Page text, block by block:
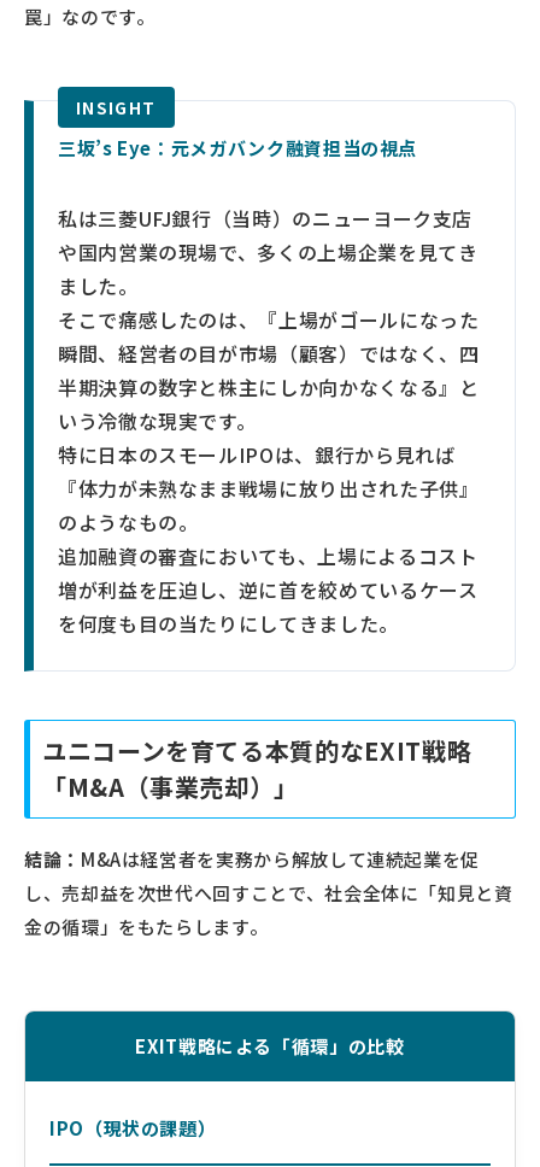
罠」なのです。
三坂’s Eye：元メガバンク融資担当の視点
私は三菱UFJ銀行（当時）のニューヨーク支店
や国内営業の現場で、多くの上場企業を見てき
ました。
そこで痛感したのは、『上場がゴールになった
瞬間、経営者の目が市場（顧客）ではなく、四
半期決算の数字と株主にしか向かなくなる』と
いう冷徹な現実です。
特に日本のスモールIPOは、銀行から見れば
『体力が未熟なまま戦場に放り出された子供』
のようなもの。
追加融資の審査においても、上場によるコスト
増が利益を圧迫し、逆に首を絞めているケース
を何度も目の当たりにしてきました。
ユニコーンを育てる本質的なEXIT戦略
「M&A（事業売却）」
結論： M&Aは経営者を実務から解放して連続起業を促
し、売却益を次世代へ回すことで、社会全体に「知見と資
金の循環」をもたらします。
EXIT戦略による「循環」の比較
IPO（現状の課題）